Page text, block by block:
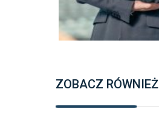
ZOBACZ RÓWNIEŻ